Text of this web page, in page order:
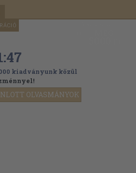
OLVASMÁNYOK
kiadványunk közül